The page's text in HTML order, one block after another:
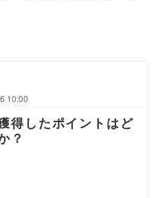
10:00
得したポイントはど
？